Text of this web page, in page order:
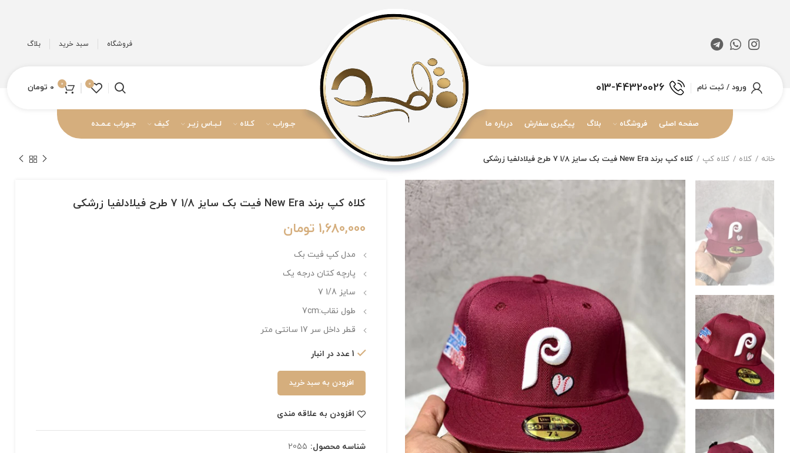
فروشگاه سبد خرید بلاگ
ورود / ثبت نام 013-44320026
0
0
0 تومان
صفحه اصلی فروشگاه بلاگ پیگیری سفارش درباره ما جـوراب کـلاه لـبـاس زیـر کیف جـوراب عـمـده
خانه کلاه کلاه کپ کلاه کپ برند New Era فیت بک سایز 1/8 7 طرح فیلادلفیا زرشکی
کلاه کپ برند New Era فیت بک سایز 1/8 7 طرح فیلادلفیا زرشکی
1,680,000 تومان
مدل کپ فیت بک
پارچه کتان درجه یک
سایز 1/8 7
طول نقاب:7cm
قطر داخل سر 17 سانتی متر
1 عدد در انبار
افزودن به سبد خرید
افزودن به علاقه مندی
شناسه محصول: 2055